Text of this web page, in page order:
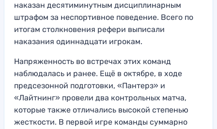
наказан десятиминутным дисциплинарным
штрафом за неспортивное поведение. Всего по
итогам столкновения рефери выписали
наказания одиннадцати игрокам.
Напряженность во встречах этих команд
наблюдалась и ранее. Ещё в октябре, в ходе
предсезонной подготовки, «Пантерз» и
«Лайтнинг» провели два контрольных матча,
которые также отличались высокой степенью
жесткости. В первой игре команды суммарно